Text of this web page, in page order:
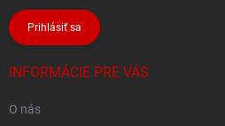
Prihlásiť sa
INFORMÁCIE PRE VÁS
O nás